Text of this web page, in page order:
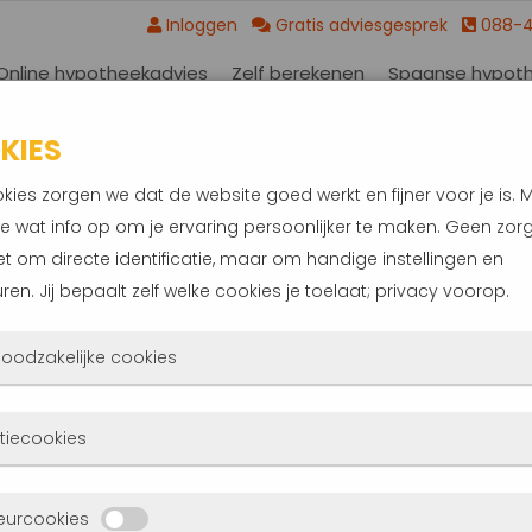
Inloggen Gratis adviesgesprek 088-
hypotheekadvies Zelf berekenen Spaanse
IDO-AMBACHT
van Hendrik-Ido-Ambacht
misschien wel van u. Onze experts
uw nieuwe thuis, een plaats zonder zorgen.
meer dan alleen een standaard
zorgen we dat de website goed werkt en fijner voor je is.
wat info op om je ervaring persoonlijker te maken. Geen
om directe identificatie, maar om handige instellingen en
Jij bepaalt zelf welke cookies je toelaat; privacy voorop.
cookies
opslaan. Je kunt je browser zo instellen dat hij
deze cookies zien we hoe vaak onze site bezocht wordt, waar